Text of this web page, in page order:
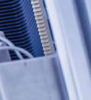
Русский
Español
Português